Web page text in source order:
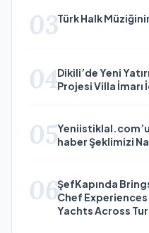
03Türk Halk
04Dikili’de Yeni
Projesi Villa İmarı
05haber Şeklimizi
06ŞefKapında
Chef
Yachts Across